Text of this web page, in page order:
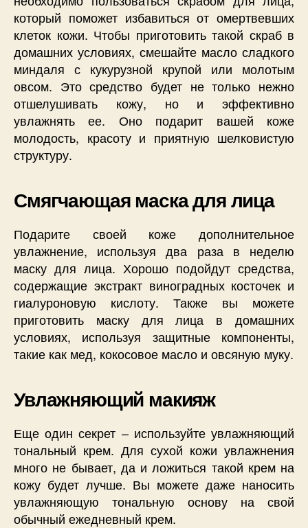
который поможет избавиться от омертвевших
клеток кожи. Чтобы приготовить такой скраб в
домашних условиях, смешайте масло сладкого
миндаля с кукурузной крупой или молотым
овсом. Это средство будет не только нежно
отшелушивать кожу, но и эффективно
увлажнять ее. Оно подарит вашей коже
молодость, красоту и приятную шелковистую
структуру.
Смягчающая маска для лица
Подарите своей коже дополнительное
увлажнение, используя два раза в неделю
маску для лица. Хорошо подойдут средства,
содержащие экстракт виноградных косточек и
гиалуроновую кислоту. Также вы можете
приготовить маску для лица в домашних
условиях, используя защитные компоненты,
такие как мед, кокосовое масло и овсяную муку.
Увлажняющий макияж
Еще один секрет – используйте увлажняющий
тональный крем. Для сухой кожи увлажнения
много не бывает, да и ложиться такой крем на
кожу будет лучше. Вы можете даже наносить
увлажняющую тональную основу на свой
обычный ежедневный крем.